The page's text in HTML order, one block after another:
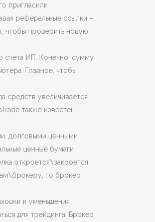
пригласили
реферальные ссылки –
чтобы проверить новую
счета ИП. Конечно, сумму
Главное, чтобы
средств увеличивается
также известен
долговыми ценными
ценные бумаги
откроется\закроется
то брокер
и уменьшения
для трейдинга. Брокер